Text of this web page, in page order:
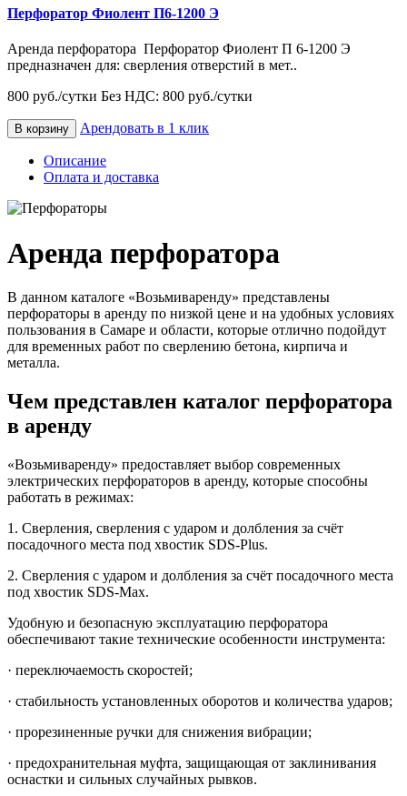
Перфоратор Фиолент П6-1200 Э
Аренда перфоратора Перфоратор Фиолент П 6-1200 Э
предназначен для: сверления отверстий в мет..
800 руб./сутки Без НДС: 800 руб./сутки
В корзину Арендовать в 1 клик
Описание
Оплата и доставка
Аренда перфоратора
В данном каталоге «Возьмиваренду» представлены
перфораторы в аренду по низкой цене и на удобных условиях
пользования в Самаре и области, которые отлично подойдут
для временных работ по сверлению бетона, кирпича и
металла.
Чем представлен каталог перфоратора
в аренду
«Возьмиваренду» предоставляет выбор современных
электрических перфораторов в аренду, которые способны
работать в режимах:
1. Сверления, сверления с ударом и долбления за счёт
посадочного места под хвостик SDS-Plus.
2. Сверления с ударом и долбления за счёт посадочного места
под хвостик SDS-Max.
Удобную и безопасную эксплуатацию перфоратора
обеспечивают такие технические особенности инструмента:
· переключаемость скоростей;
· стабильность установленных оборотов и количества ударов;
· прорезиненные ручки для снижения вибрации;
· предохранительная муфта, защищающая от заклинивания
оснастки и сильных случайных рывков.